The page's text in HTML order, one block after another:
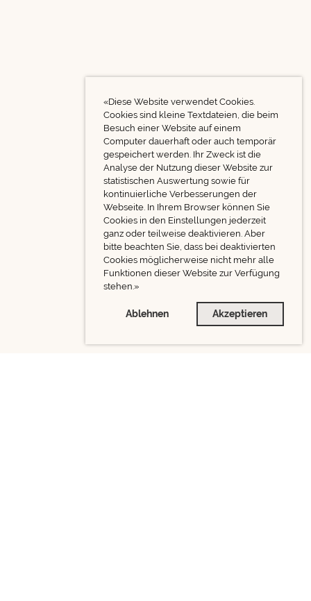
«Diese Website verwendet Cookies.
Cookies sind kleine Textdateien, die beim
Besuch einer Website auf einem
Computer dauerhaft oder auch temporär
gespeichert werden. Ihr Zweck ist die
Analyse der Nutzung dieser Website zur
statistischen Auswertung sowie für
kontinuierliche Verbesserungen der
Webseite. In Ihrem Browser können Sie
Cookies in den Einstellungen jederzeit
ganz oder teilweise deaktivieren. Aber
bitte beachten Sie, dass bei deaktivierten
Cookies möglicherweise nicht mehr alle
Funktionen dieser Website zur Verfügung
stehen.»
Ablehnen Akzeptieren